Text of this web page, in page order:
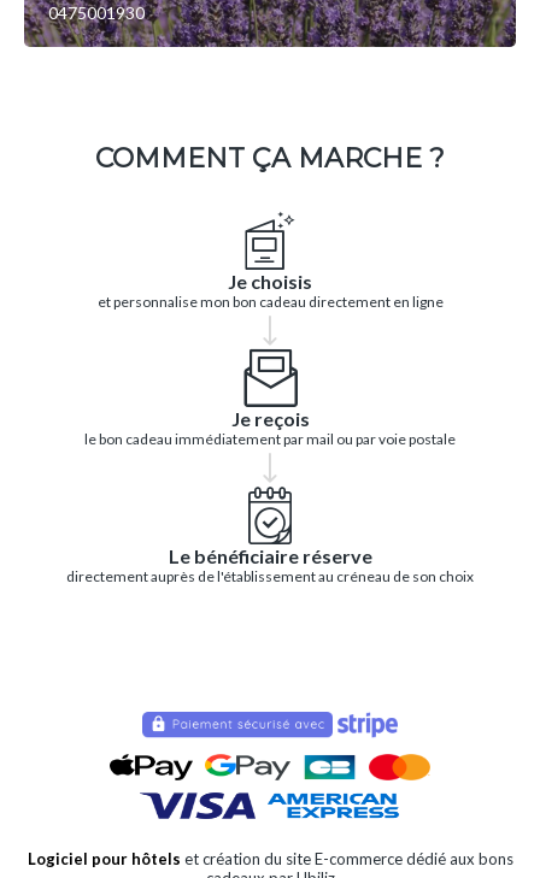
0475001930
COMMENT ÇA MARCHE ?
Je choisis
et personnalise mon bon cadeau directement en ligne
Je reçois
le bon cadeau immédiatement par mail ou par voie postale
Le bénéficiaire réserve
directement auprès de l'établissement au créneau de son choix
Logiciel pour hôtels et création du site E-commerce dédié aux bons